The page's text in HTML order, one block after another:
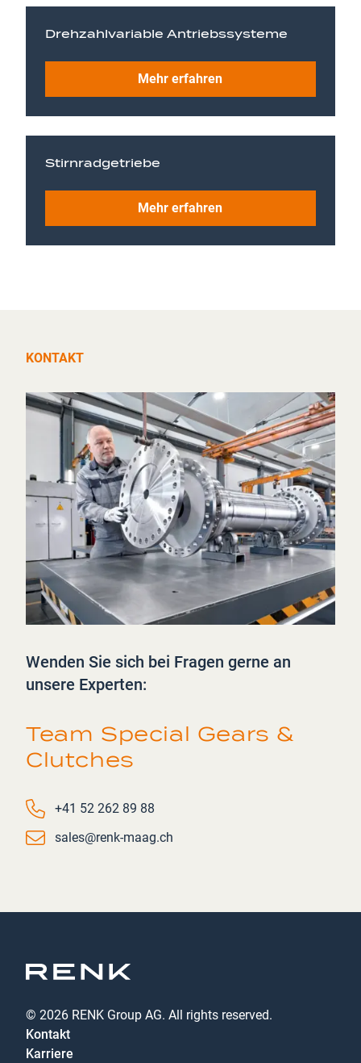
Drehzahlvariable Antriebssysteme
Mehr erfahren
Stirnradgetriebe
Mehr erfahren
KONTAKT
Wenden Sie sich bei Fragen gerne an
unsere Experten:
Team Special Gears &
Clutches
Phone number
+41 52 262 89 88
Email
sales@renk-maag.ch
© 2026 RENK Group AG. All rights reserved.
Kontakt
Karriere